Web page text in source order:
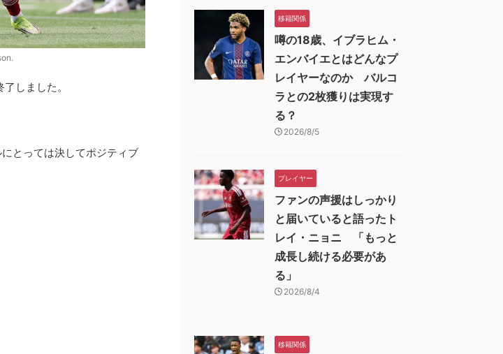
しました。
とっては決してポジティブ
移籍関係
噂の18歳、イブラヒム・
エンバイエとはどんなプ
レイヤーなのか バルコ
ラとの2枚獲りは実現す
る？
2026/8/5
プレイヤー
ファンの声援はしっかり
と届いていると語ったト
レイ・ニョニ 「もっと
成長し続ける必要があ
る」
2026/8/4
移籍関係